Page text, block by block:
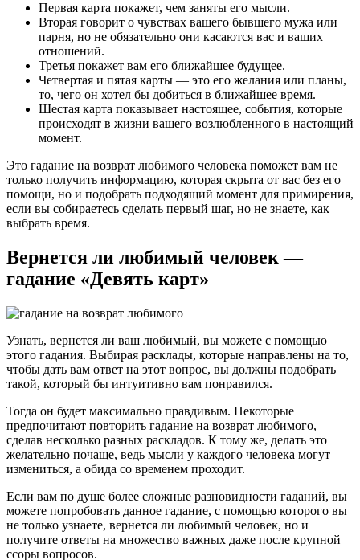
Первая карта покажет, чем заняты его мысли.
Вторая говорит о чувствах вашего бывшего мужа или
парня, но не обязательно они касаются вас и ваших
отношений.
Третья покажет вам его ближайшее будущее.
Четвертая и пятая карты — это его желания или планы,
то, чего он хотел бы добиться в ближайшее время.
Шестая карта показывает настоящее, события, которые
происходят в жизни вашего возлюбленного в настоящий
момент.
Это гадание на возврат любимого человека поможет вам не
только получить информацию, которая скрыта от вас без его
помощи, но и подобрать подходящий момент для примирения,
если вы собираетесь сделать первый шаг, но не знаете, как
выбрать время.
Вернется ли любимый человек —
гадание «Девять карт»
Узнать, вернется ли ваш любимый, вы можете с помощью
этого гадания. Выбирая расклады, которые направлены на то,
чтобы дать вам ответ на этот вопрос, вы должны подобрать
такой, который бы интуитивно вам понравился.
Тогда он будет максимально правдивым. Некоторые
предпочитают повторить гадание на возврат любимого,
сделав несколько разных раскладов. К тому же, делать это
желательно почаще, ведь мысли у каждого человека могут
измениться, а обида со временем проходит.
Если вам по душе более сложные разновидности гаданий, вы
можете попробовать данное гадание, с помощью которого вы
не только узнаете, вернется ли любимый человек, но и
получите ответы на множество важных даже после крупной
ссоры вопросов.